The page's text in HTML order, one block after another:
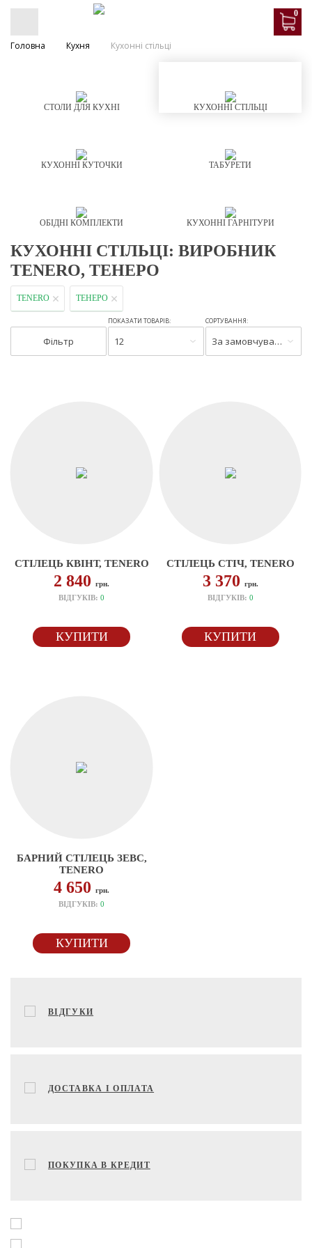
0
Головна Кухня Кухонні стільці
СТОЛИ ДЛЯ КУХНІ КУХОННІ СТІЛЬЦІ
КУХОННІ КУТОЧКИ ТАБУРЕТИ
ОБІДНІ КОМПЛЕКТИ КУХОННІ ГАРНІТУРИ
КУХОННІ СТІЛЬЦІ: ВИРОБНИК
TENERO, ТЕНЕРО
TENERO ТЕНЕРО
Фільтр
ПОКАЗАТИ ТОВАРІВ:
12
СОРТУВАННЯ:
За замовчуванням
СТІЛЕЦЬ КВІНТ, TENERO
2 840грн.
ВІДГУКІВ:0
КУПИТИ
СТІЛЕЦЬ СТІЧ, TENERO
3 370 грн.
ВІДГУКІВ: 0
КУПИТИ
БАРНИЙ СТІЛЕЦЬ ЗЕВС,
TENERO
4 650грн.
ВІДГУКІВ:0
КУПИТИ
ВІДГУКИ
ДОСТАВКА І ОПЛАТА
ПОКУПКА В КРЕДИТ